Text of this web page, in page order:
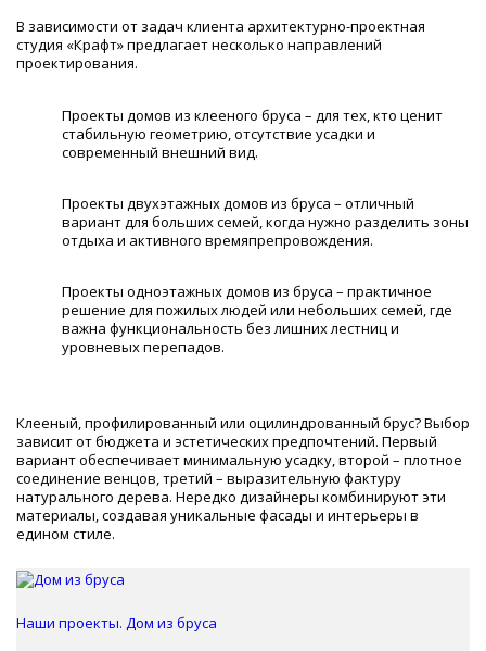
В зависимости от задач клиента архитектурно-проектная
студия «Крафт» предлагает несколько направлений
проектирования.
Проекты домов из клееного бруса – для тех, кто ценит
стабильную геометрию, отсутствие усадки и
современный внешний вид.
Проекты двухэтажных домов из бруса – отличный
вариант для больших семей, когда нужно разделить зоны
отдыха и активного времяпрепровождения.
Проекты одноэтажных домов из бруса – практичное
решение для пожилых людей или небольших семей, где
важна функциональность без лишних лестниц и
уровневых перепадов.
Клееный, профилированный или оцилиндрованный брус? Выбор
зависит от бюджета и эстетических предпочтений. Первый
вариант обеспечивает минимальную усадку, второй – плотное
соединение венцов, третий – выразительную фактуру
натурального дерева. Нередко дизайнеры комбинируют эти
материалы, создавая уникальные фасады и интерьеры в
едином стиле.
Наши проекты. Дом из бруса